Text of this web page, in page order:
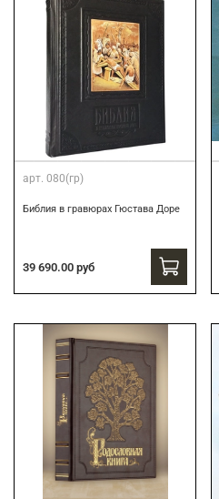
арт. 080(гр)
Библия в гравюрах Гюстава Доре
39 690.00 руб